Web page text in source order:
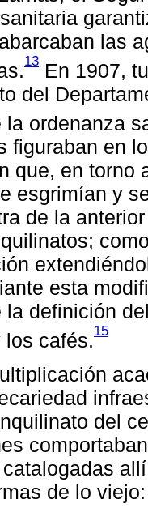
las
13 En 1907,
del
la ordenanza
figuraban en
que, en torno
esgrimían y
de la
esta
la definición
los cafés.15
del
de lo viejo: